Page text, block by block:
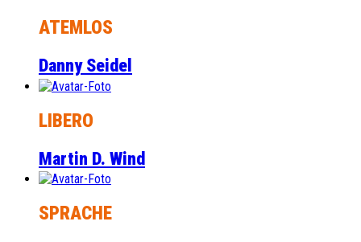
ATEMLOS
Danny Seidel
LIBERO
Martin D. Wind
SPRACHE